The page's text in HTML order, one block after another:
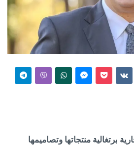
تجارية برتغالية منتجاتها وتصاميمها